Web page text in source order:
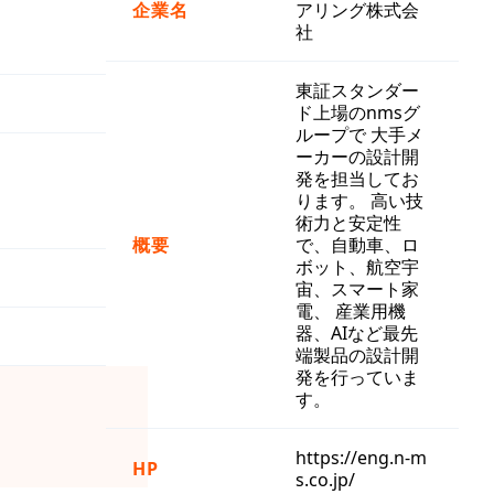
企業名
アリング株式会
社
概要
東証スタンダー
ド上場のnmsグ
ループで 大手メ
ーカーの設計開
発を担当してお
ります。 高い技
術力と安定性
で、自動車、ロ
ボット、航空宇
宙、スマート家
電、 産業用機
器、AIなど最先
端製品の設計開
発を行っていま
す。
HP
https://eng.n-m
s.co.jp/